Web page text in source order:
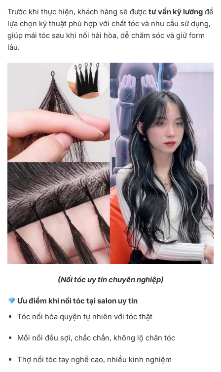
Trước khi thực hiện, khách hàng sẽ được tư vấn kỹ lưỡng để
lựa chọn kỹ thuật phù hợp với chất tóc và nhu cầu sử dụng,
giúp mái tóc sau khi nối hài hòa, dễ chăm sóc và giữ form
lâu.
(Nối tóc uy tín chuyên nghiệp)
Ưu điểm khi nối tóc tại salon uy tín
Tóc nối hòa quyện tự nhiên với tóc thật
Mối nối đều sợi, chắc chắn, không lộ chân tóc
Thợ nối tóc tay nghề cao, nhiều kinh nghiệm